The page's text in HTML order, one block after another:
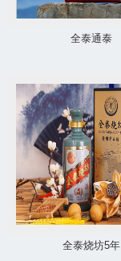
全泰通泰
全泰烧坊5年